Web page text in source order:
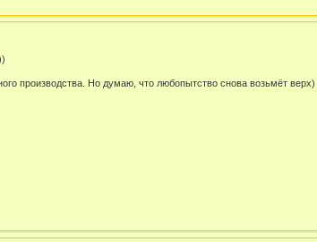
производства. Но думаю, что любопытство снова возьмёт верх)